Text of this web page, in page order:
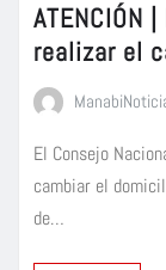
ATENCIÓN
realizar el
El Consejo
cambiar el
de…